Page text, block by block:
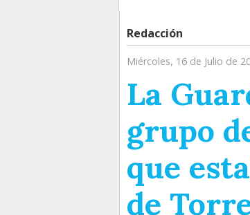
Redacción
Miércoles, 16 de Julio de
La
grupo
que
de